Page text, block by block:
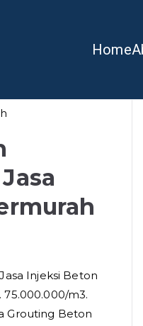
Home
Injeksi Beton
m3.
Grouting Beton